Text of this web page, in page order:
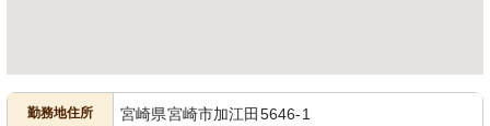
勤務地住所 宮崎県宮崎市加江田5646-1